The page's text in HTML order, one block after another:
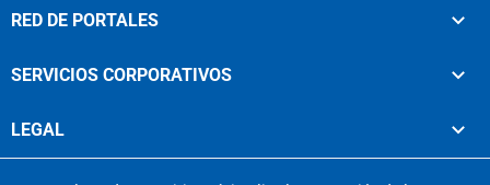
RED DE PORTALES
SERVICIOS CORPORATIVOS
LEGAL